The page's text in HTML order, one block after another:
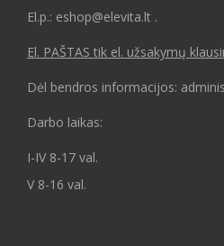
El.p.: eshop@elevita.lt .
El. PAŠTAS tik el. užsakymų
Dėl bendros informacijos:
Darbo laikas:
I-IV 8-17 val.
V 8-16 val.